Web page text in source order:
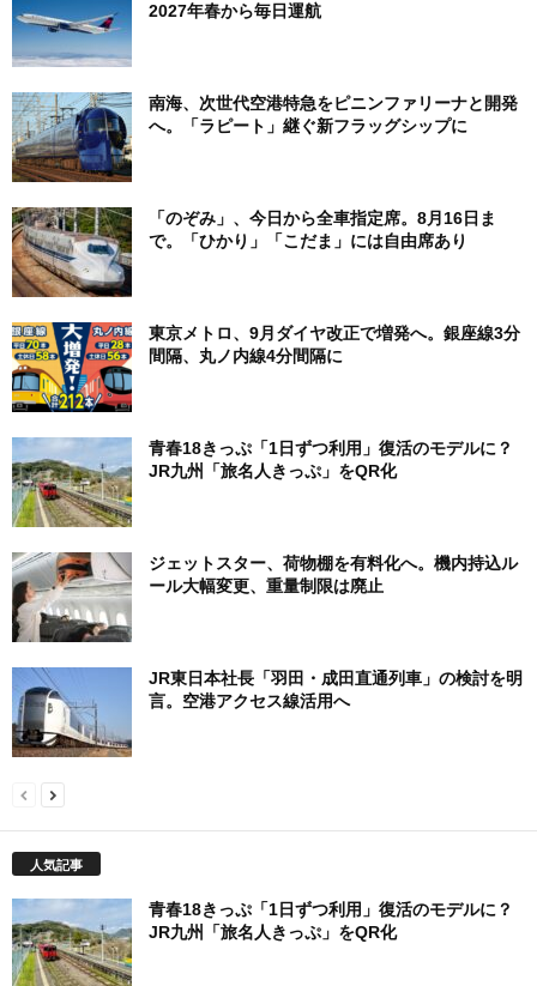
2027年春から毎日運航
南海、次世代空港特急をピニンファリーナと開発
へ。「ラピート」継ぐ新フラッグシップに
「のぞみ」、今日から全車指定席。8月16日ま
で。「ひかり」「こだま」には自由席あり
東京メトロ、9月ダイヤ改正で増発へ。銀座線3分
間隔、丸ノ内線4分間隔に
青春18きっぷ「1日ずつ利用」復活のモデルに？
JR九州「旅名人きっぷ」をQR化
ジェットスター、荷物棚を有料化へ。機内持込ル
ール大幅変更、重量制限は廃止
JR東日本社長「羽田・成田直通列車」の検討を明
言。空港アクセス線活用へ
人気記事
青春18きっぷ「1日ずつ利用」復活のモデルに？
JR九州「旅名人きっぷ」をQR化